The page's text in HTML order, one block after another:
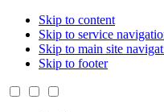
Skip to content
Skip to service
Skip to main site
Skip to footer